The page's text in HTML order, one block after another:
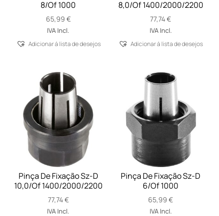
8/Of 1000
65,99 €
IVA Incl.
Adicionar á lista de desejos
8,0/Of 1400/2000/2200
77,74€
IVA Incl.
Adicionar á lista de desejos
Pinça De Fixação Sz-D
10,0/Of 1400/2000/2200
77,74€
IVA Incl.
Pinça De Fixação Sz-D
6/Of 1000
65,99€
IVA Incl.